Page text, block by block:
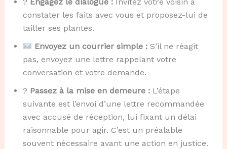
? Engagez le dialogue :Invitez votre voisin à
constater les faits avec vous et proposez-lui de
tailler ses plantes.
Envoyez un courrier simple :S’il ne réagit
pas, envoyez une lettre rappelant votre
conversation et votre demande.
? Passez à la mise en demeure :L’étape
suivante est l’envoi d’une lettre recommandée
avec accusé de réception, lui fixant un délai
raisonnable pour agir. C’est un préalable
souvent nécessaire avant une action en justice.